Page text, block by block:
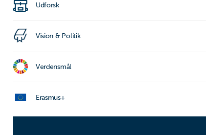
Udforsk
Vision & Politik
Verdensmål
Erasmus+